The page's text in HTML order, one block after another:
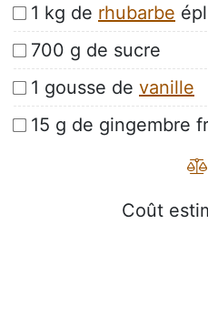
1 kg de rhubarbe
700 g de sucre
1 gousse de vanille
15 g de gingembre
Coût